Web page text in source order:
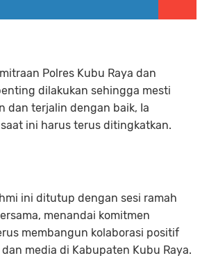
Polres Kubu Raya dan
dilakukan sehingga mesti
dan terjalin dengan baik, Ia
ini harus terus ditingkatkan.
ini ditutup dengan sesi ramah
menandai komitmen
membangun kolaborasi positif
media di Kabupaten Kubu Raya.